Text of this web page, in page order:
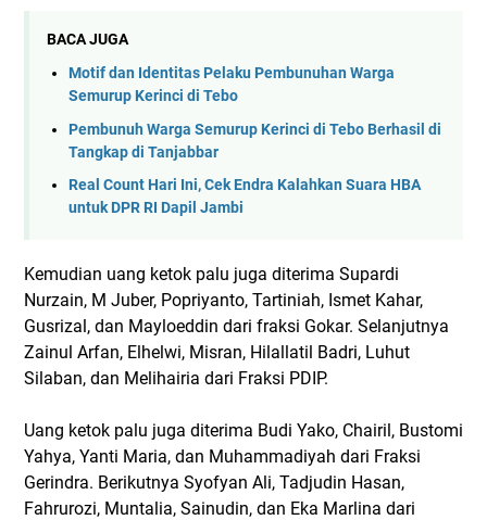
BACA JUGA
Motif dan Identitas Pelaku Pembunuhan Warga
Semurup Kerinci di Tebo
Pembunuh Warga Semurup Kerinci di Tebo Berhasil di
Tangkap di Tanjabbar
Real Count Hari Ini, Cek Endra Kalahkan Suara HBA
untuk DPR RI Dapil Jambi
Kemudian uang ketok palu juga diterima Supardi
Nurzain, M Juber, Popriyanto, Tartiniah, Ismet Kahar,
Gusrizal, dan Mayloeddin dari fraksi Gokar. Selanjutnya
Zainul Arfan, Elhelwi, Misran, Hilallatil Badri, Luhut
Silaban, dan Melihairia dari Fraksi PDIP.
Uang ketok palu juga diterima Budi Yako, Chairil, Bustomi
Yahya, Yanti Maria, dan Muhammadiyah dari Fraksi
Gerindra. Berikutnya Syofyan Ali, Tadjudin Hasan,
Fahrurozi, Muntalia, Sainudin, dan Eka Marlina dari